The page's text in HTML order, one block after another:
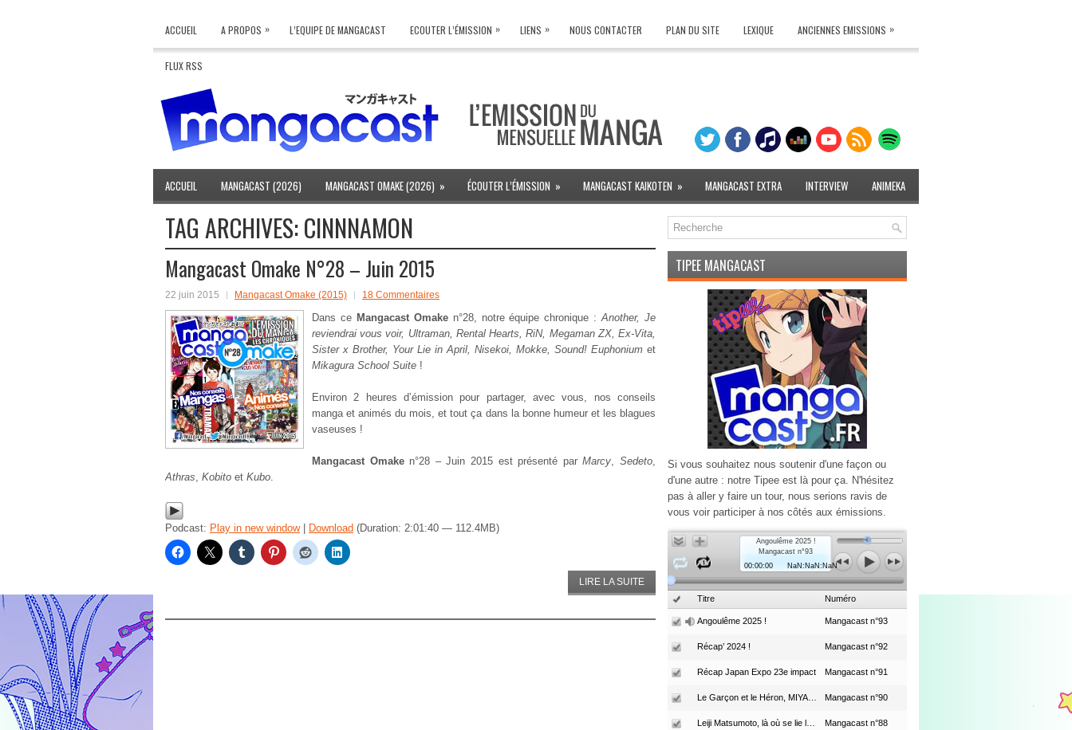
ACCUEIL A PROPOS » L’EQUIPE DE MANGACAST ECOUTER L’ÉMISSION » LIENS » NOUS CONTACTER PLAN DU SITE LEXIQUE ANCIENNES EMISSIONS »
FLUX RSS
ACCUEIL MANGACAST (2026) MANGACAST OMAKE (2026) » ÉCOUTER L’ÉMISSION » MANGACAST KAIKOTEN » MANGACAST EXTRA INTERVIEW ANIMEKA
TAG ARCHIVES:CINNNAMON
Mangacast Omake N°28 – Juin 2015
22 juin 2015 Mangacast Omake (2015) 18 Commentaires
Dans ce Mangacast Omake n°28, notre équipe chronique :Another, Je
reviendrai vous voir, Ultraman, Rental Hearts, RiN, Megaman ZX, Ex-Vita,
Sister x Brother, Your Lie in April, Nisekoi, Mokke, Sound! Euphonium et
Mikagura School Suite !
Environ 2 heures d’émission pour partager, avec vous, nos conseils
manga et animés du mois, et tout ça dans la bonne humeur et les blagues
vaseuses !
Mangacast Omake n°28 – Juin 2015 est présenté parMarcy,Sedeto,
Athras, Kobito et Kubo.
Podcast: Play in new window| Download (Duration: 2:01:40 — 112.4MB)
LIRE LA SUITE
TIPEE MANGACAST
Si vous souhaitez nous soutenir d'une façon ou
d'une autre : notre Tipee est là pour ça. N'hésitez
pas à aller y faire un tour, nous serions ravis de
vous voir participer à nos côtés aux émissions.
Angoulême 2025 !
Mangacast n°93
00:00:00
NaN:NaN:NaN
Titre Numéro
Angoulême 2025 ! Mangacast n°93
Récap’ 2024 ! Mangacast n°92
Récap Japan Expo 23e impact Mangacast n°91
Mangacast n°90
Mangacast n°88